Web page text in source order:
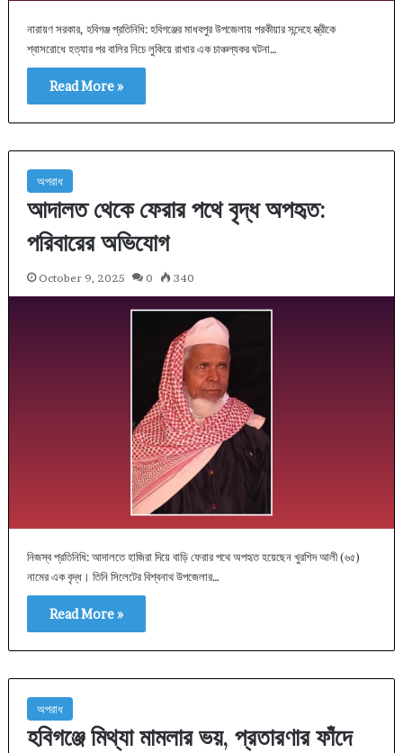
নারায়ণ সরকার, হবিগঞ্জ প্রতিনিধি: হবিগঞ্জের মাধবপুর উপজেলায় পরকীয়ার সন্দেহে স্ত্রীকে
শ্বাসরোধে হত্যার পর বালির নিচে লুকিয়ে রাখার এক চাঞ্চল্যকর ঘটনা…
Read More »
অপরাধ
আদালত থেকে ফেরার পথে বৃদ্ধ অপহৃত:
পরিবারের অভিযোগ
October 9, 2025 0 340
নিজস্ব প্রতিনিধি: আদালতে হাজিরা দিয়ে বাড়ি ফেরার পথে অপহৃত হয়েছেন খুরশিদ আলী (৬৫)
নামের এক বৃদ্ধ। তিনি সিলেটের বিশ্বনাথ উপজেলার…
Read More »
অপরাধ
হবিগঞ্জে মিথ্যা মামলার ভয়, প্রতারণার ফাঁদে